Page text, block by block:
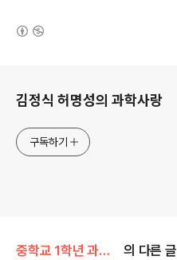
김정식 허명성의 과학사랑
구독하기
중학교 1학년 과학/5단원(힘의 작용) 의 다른 글